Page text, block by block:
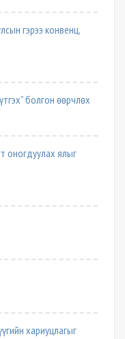
гэрээ конвенц,
болгон өөрчлөх
оногдуулах ялыг
хариуцлагыг